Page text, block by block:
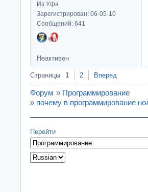
Из Уфа
Зарегистрирован: 06-05-10
Сообщений: 641
Неактивен
Страницы 1 2 Вперед
Форум » Программирование
» почему в программирование
Перейти